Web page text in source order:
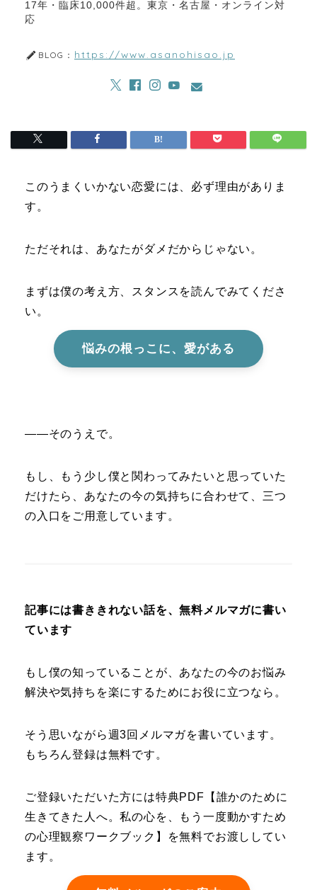
17年・臨床10,000件超。東京・名古屋・オンライン対
応
BLOG： https://www.asanohisao.jp
このうまくいかない恋愛には、必ず理由がありま
す。
ただそれは、あなたがダメだからじゃない。
まずは僕の考え方、スタンスを読んでみてくださ
い。
悩みの根っこに、愛がある
――そのうえで。
もし、もう少し僕と関わってみたいと思っていた
だけたら、あなたの今の気持ちに合わせて、三つ
の入口をご用意しています。
記事には書ききれない話を、無料メルマガに書い
ています
もし僕の知っていることが、あなたの今のお悩み
解決や気持ちを楽にするためにお役に立つなら。
そう思いながら週3回メルマガを書いています。
もちろん登録は無料です。
ご登録いただいた方には特典PDF【誰かのために
生きてきた人へ。私の心を、もう一度動かすため
の心理観察ワークブック】を無料でお渡ししてい
ます。